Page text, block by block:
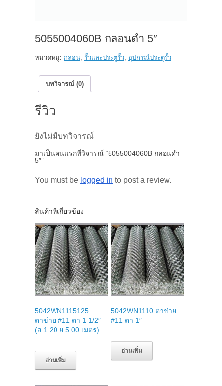
5055004060B กลอนดำ 5″
หมวดหมู่: กลอน, รั้วและประตูรั้ว, อุปกรณ์ประตูรั้ว
บทวิจารณ์ (0)
รีวิว
ยังไม่มีบทวิจารณ์
มาเป็นคนแรกที่วิจารณ์ “5055004060B กลอนดำ
5″”
You must be logged in to post a review.
สินค้าที่เกี่ยวข้อง
5042WN1115125
ตาข่าย #11 ตา 1 1/2″
(ส.1.20 ย.5.00 เมตร)
อ่านเพิ่ม
5042WN1110 ตาข่าย
#11 ตา 1″
อ่านเพิ่ม